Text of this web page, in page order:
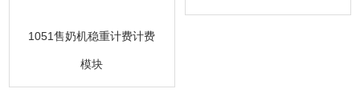
1051售奶机稳重计费计费
模块